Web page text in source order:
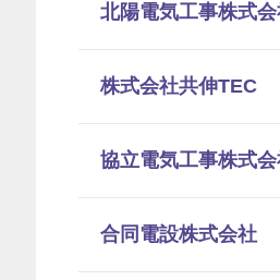
北陽電気工事株式
株式会社共伸TEC
協立電気工事株式
合同電設株式会社